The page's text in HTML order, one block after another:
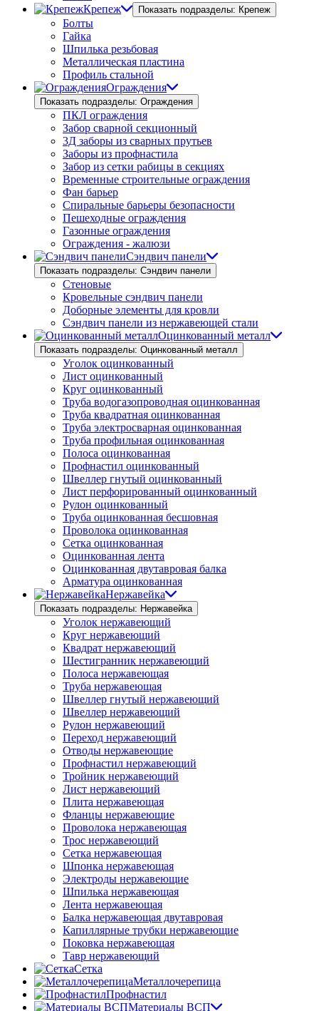
Крепеж
Показать подразделы: Крепеж
Болты
Гайка
Шпилька резьбовая
Металлическая пластина
Профиль стальной
Ограждения
Показать подразделы: Ограждения
ПКЛ ограждения
Забор сварной секционный
3Д заборы из сварных прутьев
Заборы из профнастила
Забор из сетки рабицы в секциях
Временные строительные ограждения
Фан барьер
Спиральные барьеры безопасности
Пешеходные ограждения
Газонные ограждения
Ограждения - жалюзи
Сэндвич панели
Показать подразделы: Сэндвич панели
Стеновые
Кровельные сэндвич панели
Доборные элементы для кровли
Сэндвич панели из нержавеющей стали
Оцинкованный металл
Показать подразделы: Оцинкованный металл
Уголок оцинкованный
Лист оцинкованный
Круг оцинкованный
Труба водогазопроводная оцинкованная
Труба квадратная оцинкованная
Труба электросварная оцинкованная
Труба профильная оцинкованная
Полоса оцинкованная
Профнастил оцинкованный
Швеллер гнутый оцинкованный
Лист перфорированный оцинкованный
Рулон оцинкованный
Труба оцинкованная бесшовная
Проволока оцинкованная
Сетка оцинкованная
Оцинкованная лента
Оцинкованная двутавровая балка
Арматура оцинкованная
Нержавейка
Показать подразделы: Нержавейка
Уголок нержавеющий
Круг нержавеющий
Квадрат нержавеющий
Шестигранник нержавеющий
Полоса нержавеющая
Труба нержавеющая
Швеллер гнутый нержавеющий
Швеллер нержавеющий
Рулон нержавеющий
Переход нержавеющий
Отводы нержавеющие
Профнастил нержавеющий
Тройник нержавеющий
Лист нержавеющий
Плита нержавеющая
Фланцы нержавеющие
Проволока нержавеющая
Трос нержавеющий
Сетка нержавеющая
Шпонка нержавеющая
Электроды нержавеющие
Шпилька нержавеющая
Лента нержавеющая
Балка нержавеющая двутавровая
Капиллярные трубки нержавеющие
Поковка нержавеющая
Тавр нержавеющий
Сетка
Металлочерепица
Профнастил
Материалы ВСП